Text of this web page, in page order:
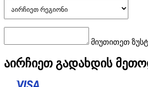
მიუთითეთ
აირჩიეთ გადახდის